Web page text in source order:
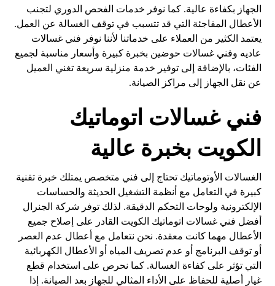
الجهاز بكفاءة عالية. كما نوفر خدمات الفحص الدوري لتجنب
الأعطال المفاجئة التي قد تتسبب في توقف الغسالة عن العمل.
يعتمد الكثير من العملاء على خدماتنا لأننا نوفر فني غسالات
عاديه وفني غسالات حوضين بخبرة كبيرة وأسعار مناسبة لجميع
الفئات، بالإضافة إلى توفير خدمة منزلية سريعة تغني العميل
عن نقل الجهاز إلى مراكز الصيانة.
فني غسالات اتوماتيك
الكويت بخبرة عالية
الغسالات الأوتوماتيك تحتاج إلى فني متخصص يمتلك خبرة تقنية
كبيرة في التعامل مع أنظمة التشغيل الحديثة والحساسات
الإلكترونية ولوحات التحكم الدقيقة. لذلك توفر شركة الجنرال
أفضل فني غسالات اتوماتيك الكويت القادر على إصلاح جميع
الأعطال مهما كانت معقدة. نحن نتعامل مع أعطال عدم العصر
أو توقف البرنامج أو عدم تصريف المياه أو الأعطال الكهربائية
التي تؤثر على كفاءة الغسالة. كما نحرص على استخدام قطع
غيار أصلية للحفاظ على الأداء المثالي للجهاز بعد الصيانة. إذا